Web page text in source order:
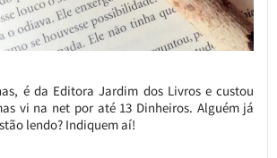
é da Editora Jardim dos Livros e custou
vi na net por até 13 Dinheiros. Alguém já
lendo? Indiquem aí!